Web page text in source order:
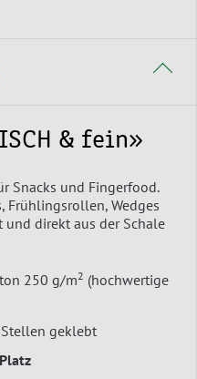
& fein»
Snacks und Fingerfood.
Frühlingsrollen, Wedges
und direkt aus der Schale
250 g/m2 (hochwertige
geklebt